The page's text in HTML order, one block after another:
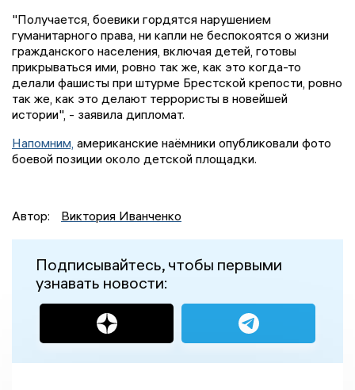
"Получается, боевики гордятся нарушением
гуманитарного права, ни капли не беспокоятся о жизни
гражданского населения, включая детей, готовы
прикрываться ими, ровно так же, как это когда-то
делали фашисты при штурме Брестской крепости, ровно
так же, как это делают террористы в новейшей
истории", - заявила дипломат.
Напомним, американские наёмники опубликовали фото
боевой позиции около детской площадки.
Автор: Виктория Иванченко
Подписывайтесь, чтобы первыми
узнавать новости: